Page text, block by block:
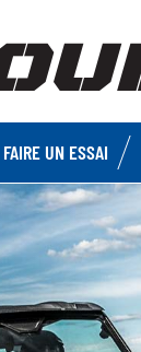
FAIRE UN ESSAI